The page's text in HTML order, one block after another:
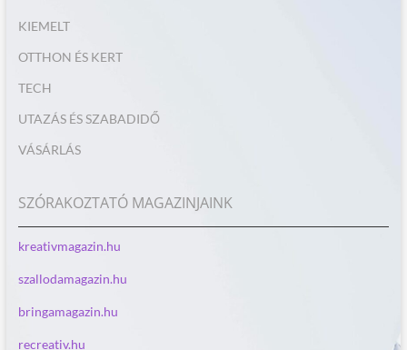
KIEMELT
OTTHON ÉS KERT
TECH
UTAZÁS ÉS SZABADIDŐ
VÁSÁRLÁS
SZÓRAKOZTATÓ MAGAZINJAINK
kreativmagazin.hu
szallodamagazin.hu
bringamagazin.hu
recreativ.hu